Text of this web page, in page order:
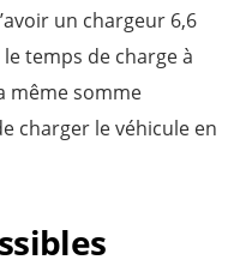
un chargeur 6,6
temps de charge à
même somme
charger le véhicule en